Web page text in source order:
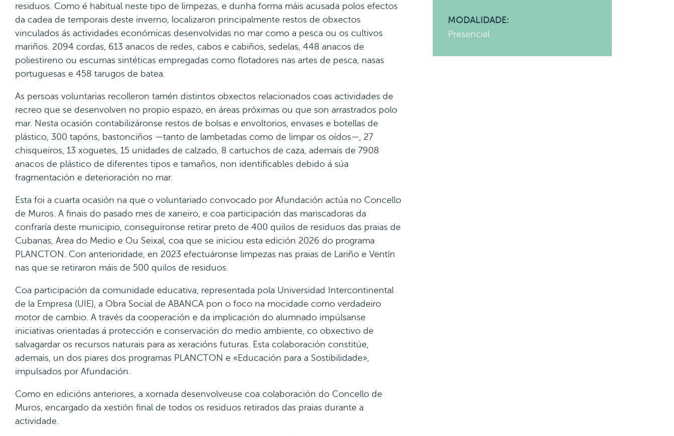
residuos. Como é habitual neste tipo de limpezas, e dunha forma máis acusada polos efectos
da cadea de temporais deste inverno, localizaron principalmente restos de obxectos
vinculados ás actividades económicas desenvolvidas no mar como a pesca ou os cultivos
mariños. 2094 cordas, 613 anacos de redes, cabos e cabiños, sedelas, 448 anacos de
poliestireno ou escumas sintéticas empregadas como flotadores nas artes de pesca, nasas
portuguesas e 458 tarugos de batea.
As persoas voluntarias recolleron tamén distintos obxectos relacionados coas actividades de
recreo que se desenvolven no propio espazo, en áreas próximas ou que son arrastrados polo
mar. Nesta ocasión contabilizáronse restos de bolsas e envoltorios, envases e botellas de
plástico, 300 tapóns, bastonciños —tanto de lambetadas como de limpar os oídos—, 27
chisqueiros, 13 xoguetes, 15 unidades de calzado, 8 cartuchos de caza, ademais de 7908
anacos de plástico de diferentes tipos e tamaños, non identificables debido á súa
fragmentación e deterioración no mar.
Esta foi a cuarta ocasión na que o voluntariado convocado por Afundación actúa no Concello
de Muros. A finais do pasado mes de xaneiro, e coa participación das mariscadoras da
confraría deste municipio, conseguíronse retirar preto de 400 quilos de residuos das praias de
Cubanas, Area do Medio e Ou Seixal, coa que se iniciou esta edición 2026 do programa
PLANCTON. Con anterioridade, en 2023 efectuáronse limpezas nas praias de Lariño e Ventín
nas que se retiraron máis de 500 quilos de residuos.
Coa participación da comunidade educativa, representada pola Universidad Intercontinental
de la Empresa (UIE), a Obra Social de ABANCA pon o foco na mocidade como verdadeiro
motor de cambio. A través da cooperación e da implicación do alumnado impúlsanse
iniciativas orientadas á protección e conservación do medio ambiente, co obxectivo de
salvagardar os recursos naturais para as xeracións futuras. Esta colaboración constitúe,
ademais, un dos piares dos programas PLANCTON e «Educación para a Sostibilidade»,
impulsados por Afundación.
Como en edicións anteriores, a xornada desenvolveuse coa colaboración do Concello de
Muros, encargado da xestión final de todos os residuos retirados das praias durante a
actividade.
MODALIDADE:
Presencial